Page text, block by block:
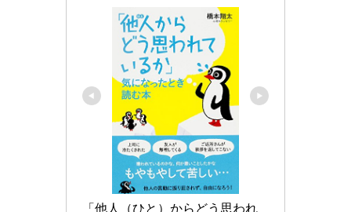
「他人（ひと）からどう思われ